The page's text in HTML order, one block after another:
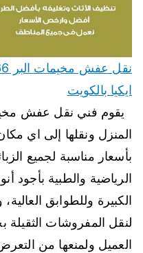
ايكيا بالكويت
يقوم فني نقل عفش
المنزل ونقلها إلى اي
بأسعار مناسبة لجميع
الرياضية والطبية بأجود
الكبيرة وللطوابق
لنقل المفروشات
العميل ولمنعها من